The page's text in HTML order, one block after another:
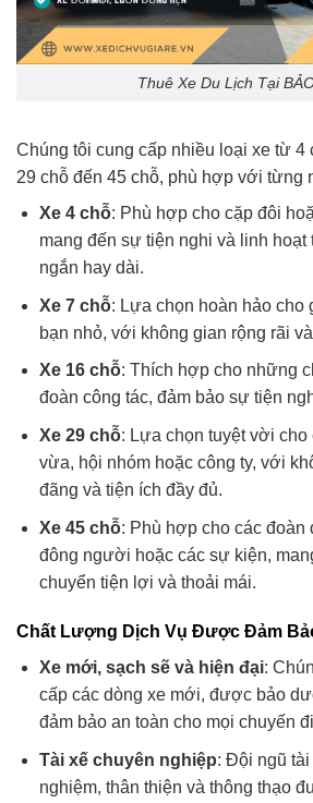
Thuê Xe Du Lịch Tại
Chúng tôi cung cấp nhiều loại xe từ 4
29 chỗ đến 45 chỗ, phù hợp với từng
Xe 4 chỗ: Phù hợp cho cặp đôi
mang đến sự tiện nghi và linh hoạt
ngắn hay dài.
Xe 7 chỗ: Lựa chọn hoàn hảo cho
bạn nhỏ, với không gian rộng rãi
Xe 16 chỗ: Thích hợp cho những
đoàn công tác, đảm bảo sự tiện
Xe 29 chỗ: Lựa chọn tuyệt vời cho
vừa, hội nhóm hoặc công ty, với
đãng và tiện ích đầy đủ.
Xe 45 chỗ: Phù hợp cho các đoàn
đông người hoặc các sự kiện,
chuyển tiện lợi và thoải mái.
Chất Lượng Dịch Vụ Được Đảm
Xe mới, sạch sẽ và hiện đại:
cấp các dòng xe mới, được bảo
đảm bảo an toàn cho mọi chuyến
Tài xế chuyên nghiệp: Đội ngũ
nghiệm, thân thiện và thông thạo